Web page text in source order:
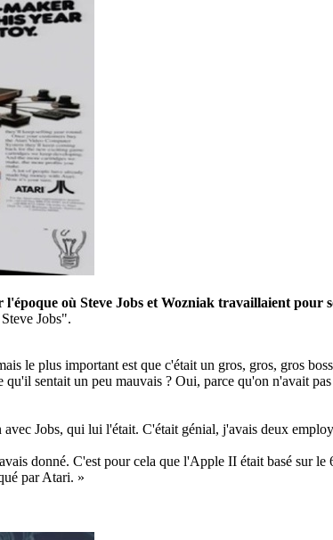
où Steve Jobs et Wozniak travaillaient pour
Jobs".
le plus important est que c'était un gros, gros, gros
sentait un peu mauvais ? Oui, parce qu'on n'avait
Jobs, qui lui l'était. C'était génial, j'avais deux
donné. C'est pour cela que l'Apple II était basé sur
par Atari. »